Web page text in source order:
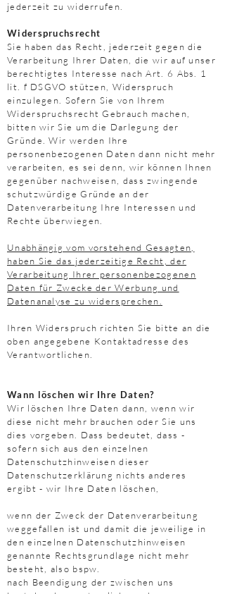
jederzeit zu widerrufen.
Widerspruchsrecht
Sie haben das Recht, jederzeit gegen die
Verarbeitung Ihrer Daten, die wir auf unser
berechtigtes Interesse nach Art. 6 Abs. 1
lit. f DSGVO stützen, Widerspruch
einzulegen. Sofern Sie von Ihrem
Widerspruchsrecht Gebrauch machen,
bitten wir Sie um die Darlegung der
Gründe. Wir werden Ihre
personenbezogenen Daten dann nicht mehr
verarbeiten, es sei denn, wir können Ihnen
gegenüber nachweisen, dass zwingende
schutzwürdige Gründe an der
Datenverarbeitung Ihre Interessen und
Rechte überwiegen.
Unabhängig vom vorstehend Gesagten,
haben Sie das jederzeitige Recht, der
Verarbeitung Ihrer personenbezogenen
Daten für Zwecke der Werbung und
Datenanalyse zu widersprechen.
Ihren Widerspruch richten Sie bitte an die
oben angegebene Kontaktadresse des
Verantwortlichen.
Wann löschen wir Ihre Daten?
Wir löschen Ihre Daten dann, wenn wir
diese nicht mehr brauchen oder Sie uns
dies vorgeben. Dass bedeutet, dass -
sofern sich aus den einzelnen
Datenschutzhinweisen dieser
Datenschutzerklärung nichts anderes
ergibt - wir Ihre Daten löschen,
wenn der Zweck der Datenverarbeitung
weggefallen ist und damit die jeweilige in
den einzelnen Datenschutzhinweisen
genannte Rechtsgrundlage nicht mehr
besteht, also bspw.
nach Beendigung der zwischen uns